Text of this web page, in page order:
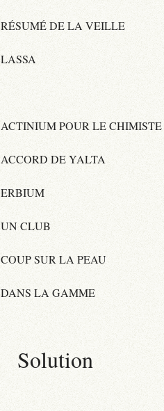
RÉSUMÉ DE LA VEILLE
LASSA
ACTINIUM POUR LE CHIMISTE
ACCORD DE YALTA
ERBIUM
UN CLUB
COUP SUR LA PEAU
DANS LA GAMME
Solution